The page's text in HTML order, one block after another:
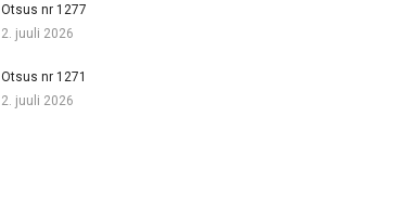
Otsus nr 1277
2. juuli 2026
Otsus nr 1271
2. juuli 2026